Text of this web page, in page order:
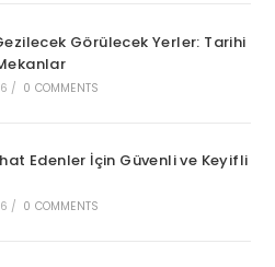
Görülecek Yerler: Tarihi
/ 0 COMMENTS
Edenler İçin Güvenli ve Keyifli
/ 0 COMMENTS